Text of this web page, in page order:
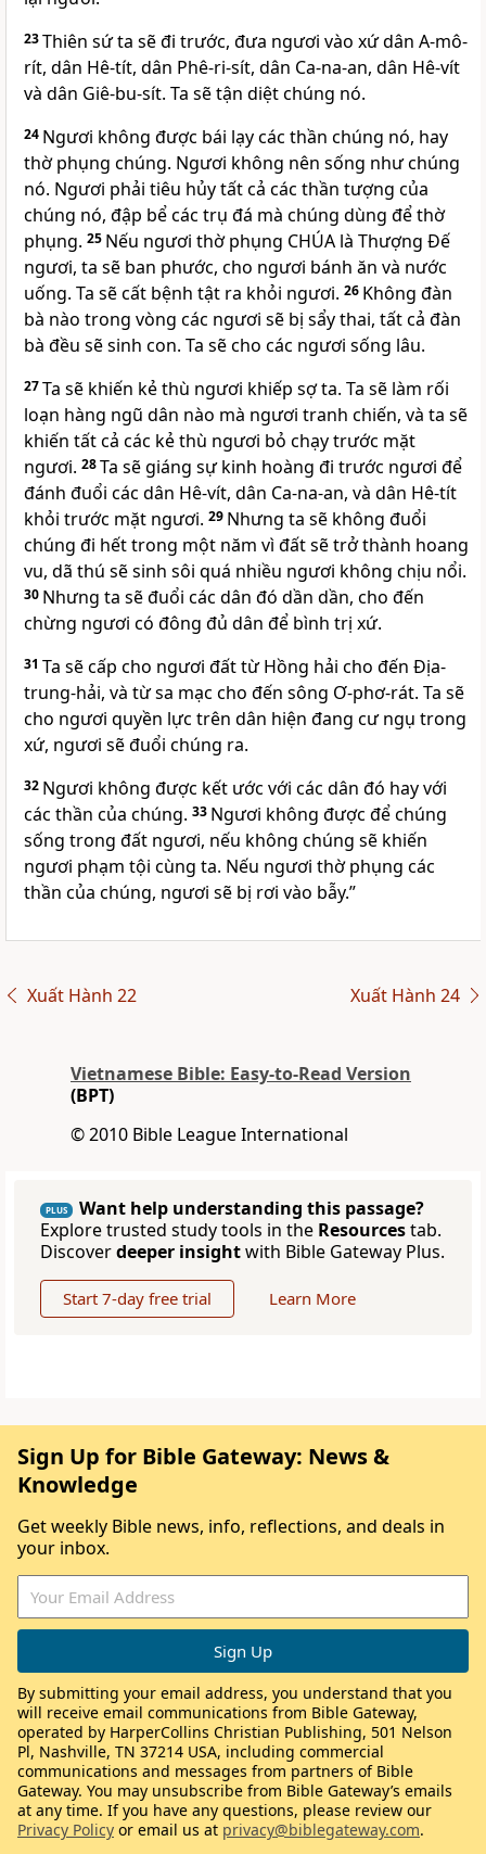
23Thiên sứ ta sẽ đi trước, đưa ngươi vào xứ dân A-mô-
rít, dân Hê-tít, dân Phê-ri-sít, dân Ca-na-an, dân Hê-vít
và dân Giê-bu-sít. Ta sẽ tận diệt chúng nó.
24 Ngươi không được bái lạy các thần chúng nó, hay
thờ phụng chúng. Ngươi không nên sống như chúng
nó. Ngươi phải tiêu hủy tất cả các thần tượng của
chúng nó, đập bể các trụ đá mà chúng dùng để thờ
phụng. 25 Nếu ngươi thờ phụng CHÚA là Thượng Đế
ngươi, ta sẽ ban phước, cho ngươi bánh ăn và nước
uống. Ta sẽ cất bệnh tật ra khỏi ngươi. 26 Không đàn
bà nào trong vòng các ngươi sẽ bị sẩy thai, tất cả đàn
bà đều sẽ sinh con. Ta sẽ cho các ngươi sống lâu.
27Ta sẽ khiến kẻ thù ngươi khiếp sợ ta. Ta sẽ làm rối
loạn hàng ngũ dân nào mà ngươi tranh chiến, và ta sẽ
khiến tất cả các kẻ thù ngươi bỏ chạy trước mặt
ngươi. 28Ta sẽ giáng sự kinh hoàng đi trước ngươi để
đánh đuổi các dân Hê-vít, dân Ca-na-an, và dân Hê-tít
khỏi trước mặt ngươi. 29 Nhưng ta sẽ không đuổi
chúng đi hết trong một năm vì đất sẽ trở thành hoang
vu, dã thú sẽ sinh sôi quá nhiều ngươi không chịu nổi.
30 Nhưng ta sẽ đuổi các dân đó dần dần, cho đến
chừng ngươi có đông đủ dân để bình trị xứ.
31 Ta sẽ cấp cho ngươi đất từ Hồng hải cho đến Địa-
trung-hải, và từ sa mạc cho đến sông Ơ-phơ-rát. Ta sẽ
cho ngươi quyền lực trên dân hiện đang cư ngụ trong
xứ, ngươi sẽ đuổi chúng ra.
32 Ngươi không được kết ước với các dân đó hay với
các thần của chúng. 33 Ngươi không được để chúng
sống trong đất ngươi, nếu không chúng sẽ khiến
ngươi phạm tội cùng ta. Nếu ngươi thờ phụng các
thần của chúng, ngươi sẽ bị rơi vào bẫy.”
Xuất Hành 22 Xuất Hành 24
Vietnamese Bible: Easy-to-Read Version
(BPT)
© 2010 Bible League International
PLUS
Want help understanding this passage?
Explore trusted study tools in the Resourcestab.
Discoverdeeper insightwith Bible Gateway Plus.
Start 7-day free trial Learn More
Sign Up for Bible Gateway: News &
Knowledge
Get weekly Bible news, info, reflections, and deals in
your inbox.
By submitting your email address, you understand that you
will receive email communications from Bible Gateway,
operated by HarperCollins Christian Publishing, 501 Nelson
Pl, Nashville, TN 37214 USA, including commercial
communications and messages from partners of Bible
Gateway. You may unsubscribe from Bible Gateway’s emails
at any time. If you have any questions, please review our
Privacy Policy or email us at privacy@biblegateway.com.